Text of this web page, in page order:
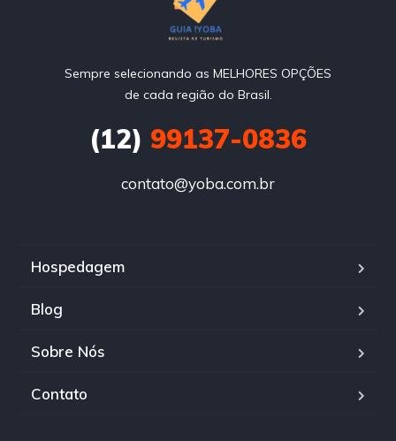
Sempre selecionando as MELHORES OPÇÕES
de cada região do Brasil.
(12) 99137-0836
contato@yoba.com.br
Hospedagem
Blog
Sobre Nós
Contato